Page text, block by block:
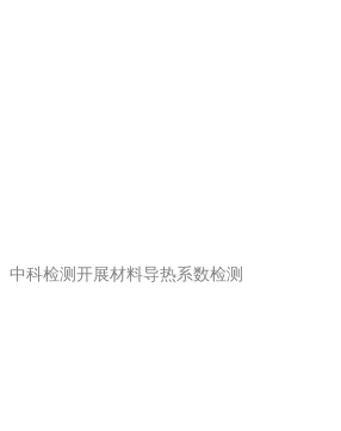
科检测开展材料导热系数检测